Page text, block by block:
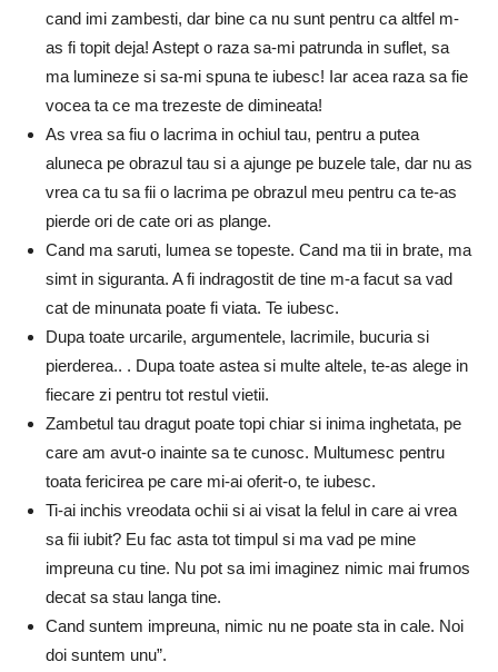
cand imi zambesti, dar bine ca nu sunt pentru ca altfel m-
as fi topit deja! Astept o raza sa-mi patrunda in suflet, sa
ma lumineze si sa-mi spuna te iubesc! Iar acea raza sa fie
vocea ta ce ma trezeste de dimineata!
As vrea sa fiu o lacrima in ochiul tau, pentru a putea
aluneca pe obrazul tau si a ajunge pe buzele tale, dar nu as
vrea ca tu sa fii o lacrima pe obrazul meu pentru ca te-as
pierde ori de cate ori as plange.
Cand ma saruti, lumea se topeste. Cand ma tii in brate, ma
simt in siguranta. A fi indragostit de tine m-a facut sa vad
cat de minunata poate fi viata. Te iubesc.
Dupa toate urcarile, argumentele, lacrimile, bucuria si
pierderea.. . Dupa toate astea si multe altele, te-as alege in
fiecare zi pentru tot restul vietii.
Zambetul tau dragut poate topi chiar si inima inghetata, pe
care am avut-o inainte sa te cunosc. Multumesc pentru
toata fericirea pe care mi-ai oferit-o, te iubesc.
Ti-ai inchis vreodata ochii si ai visat la felul in care ai vrea
sa fii iubit? Eu fac asta tot timpul si ma vad pe mine
impreuna cu tine. Nu pot sa imi imaginez nimic mai frumos
decat sa stau langa tine.
Cand suntem impreuna, nimic nu ne poate sta in cale. Noi
doi suntem unu”.